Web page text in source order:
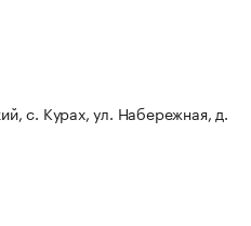
с. Курах, ул. Набережная, д.